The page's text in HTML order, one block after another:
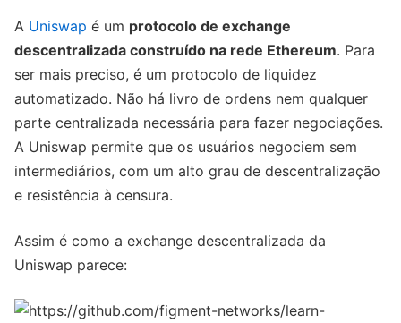
A Uniswap é um protocolo de exchange
descentralizada construído na rede Ethereum. Para
ser mais preciso, é um protocolo de liquidez
automatizado. Não há livro de ordens nem qualquer
parte centralizada necessária para fazer negociações.
A Uniswap permite que os usuários negociem sem
intermediários, com um alto grau de descentralização
e resistência à censura.
Assim é como a exchange descentralizada da
Uniswap parece: